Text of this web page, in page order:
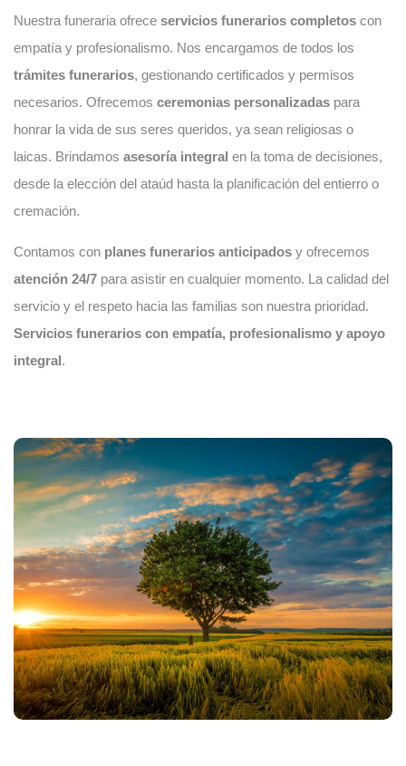
Nuestra funeraria ofrece servicios funerarios completos con
empatía y profesionalismo. Nos encargamos de todos los
trámites funerarios, gestionando certificados y permisos
necesarios. Ofrecemos ceremonias personalizadas para
honrar la vida de sus seres queridos, ya sean religiosas o
laicas. Brindamos asesoría integral en la toma de decisiones,
desde la elección del ataúd hasta la planificación del entierro o
cremación.
Contamos con planes funerarios anticipados y ofrecemos
atención 24/7 para asistir en cualquier momento. La calidad del
servicio y el respeto hacia las familias son nuestra prioridad.
Servicios funerarios con empatía, profesionalismo y apoyo
integral.